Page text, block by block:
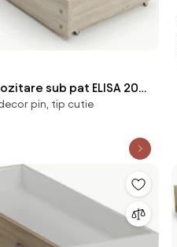
sub pat ELISA 200
pin, tip cutie